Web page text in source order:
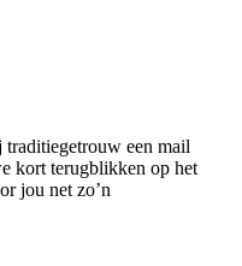
een mail
kort terugblikken op het
jou net zo’n